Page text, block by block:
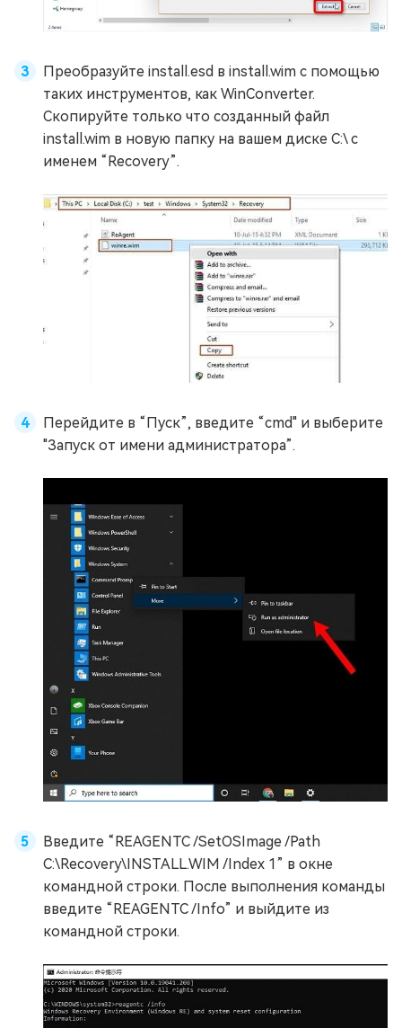
Преобразуйте install.esd в install.wim с помощью
таких инструментов, как WinConverter.
Скопируйте только что созданный файл
install.wim в новую папку на вашем диске C:\ с
именем “Recovery”.
Перейдите в “Пуск”, введите “cmd" и выберите
"Запуск от имени администратора”.
Введите “REAGENTC /SetOSImage /Path
C:\Recovery\INSTALL.WIM /Index 1” в окне
командной строки. После выполнения команды
введите “REAGENTC /Info” и выйдите из
командной строки.